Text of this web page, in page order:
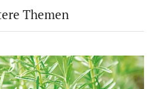
Themen